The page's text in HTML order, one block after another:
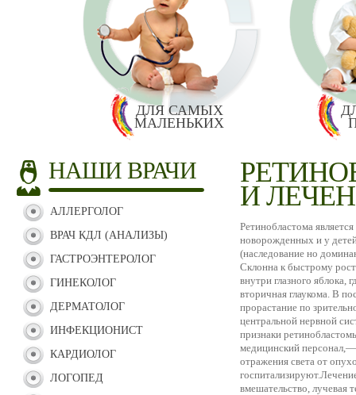
ДЛЯ САМЫХ
МАЛЕНЬКИХ
НАШИ ВРАЧИ
АЛЛЕРГОЛОГ
ВРАЧ КДЛ (АНАЛИЗЫ)
ГАСТРОЭНТЕРОЛОГ
ГИНЕКОЛОГ
ДЕРМАТОЛОГ
ИНФЕКЦИОНИСТ
КАРДИОЛОГ
ЛОГОПЕД
И
Ретинобластома
новорожденных и у
(наследование но
Склонна к быстрому
внутри глазного яблока,
вторичная глаукома. В
прорастание по
центральной нервной
признаки
медицинский персонал,—
отражения света от
вмешательство, лучевая